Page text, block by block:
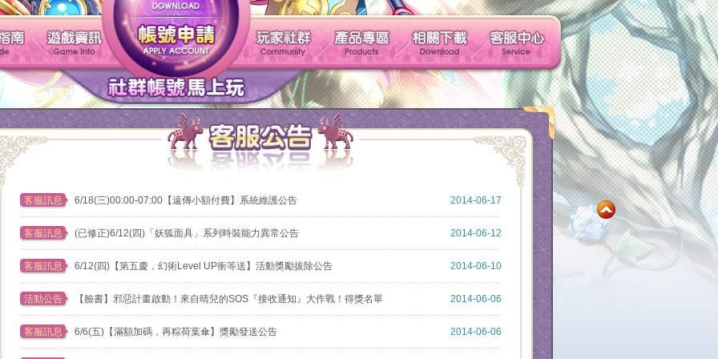
遊戲介紹 新手指南 遊戲資訊 玩家社群 產品專區 相關下載 客服中心
帳號申請
社群帳號馬上玩
客服訊息 6/18(三)00:00-07:00【遠傳小額付費】系統維護公告 2014-06-17
客服訊息 (已修正)6/12(四)「妖狐面具」系列時裝能力異常公告 2014-06-12
客服訊息 6/12(四)【第五慶，幻術Level UP衝等送】活動獎勵拔除公告 2014-06-10
活動公告 【臉書】邪惡計畫啟動！來自晴兒的SOS『接收通知』大作戰！得獎名單 2014-06-06
客服訊息 6/6(五)【滿額加碼，再粽荷葉傘】獎勵發送公告 2014-06-06